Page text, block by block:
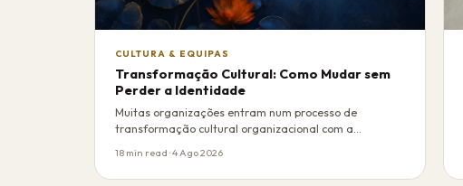
CULTURA & EQUIPAS
Transformação Cultural: Como Mudar sem
Perder a Identidade
Muitas organizações entram num processo de
transformação cultural organizacional com a
18 min read · 4 Ago 2026